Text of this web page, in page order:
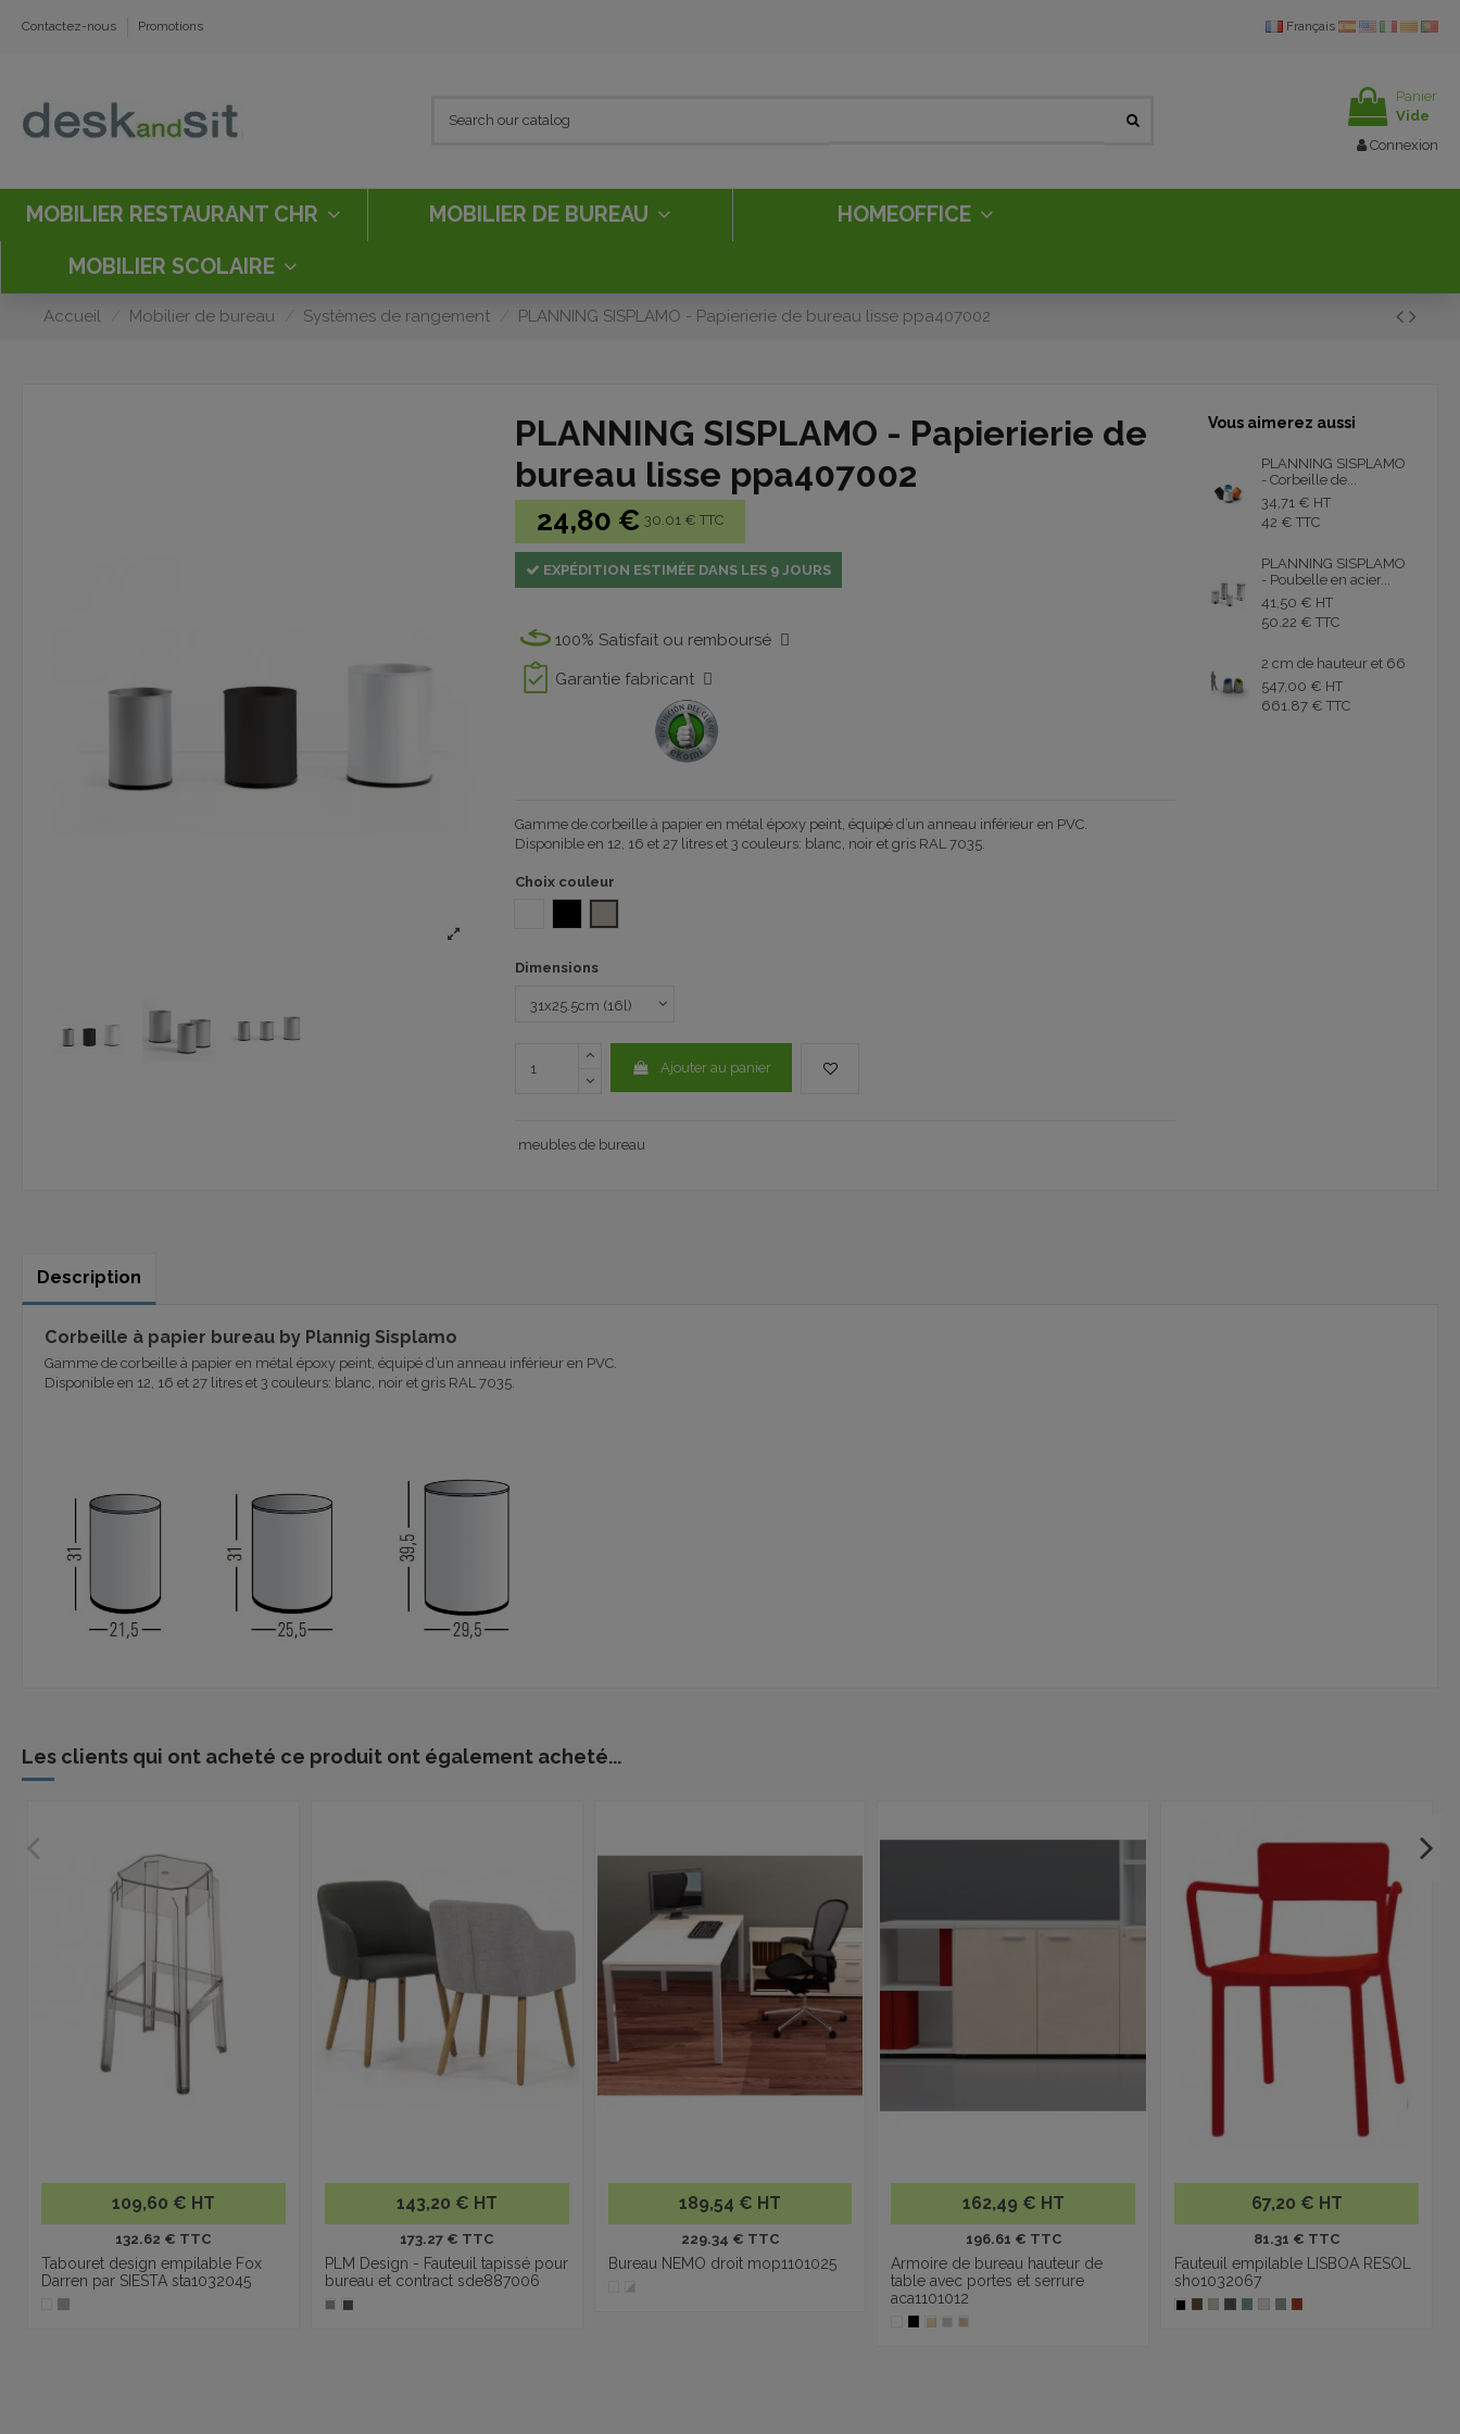
Contactez-nous Promotions Français
Panier
Vide
Connexion
MOBILIER RESTAURANT CHR MOBILIER DE BUREAU HOMEOFFICE
MOBILIER SCOLAIRE
Accueil Mobilier de bureau Systèmes de rangement PLANNING SISPLAMO - Papierierie de bureau lisse ppa407002
PLANNING SISPLAMO - Papierierie de
bureau lisse ppa407002
24,80 € 30.01 € TTC
EXPÉDITION ESTIMÉE DANS LES 9 JOURS
100% Satisfait ou remboursé
Garantie fabricant
Gamme de corbeille à papier en métal époxy peint, équipé d’un anneau inférieur en PVC.
Disponible en 12, 16 et 27 litres et 3 couleurs: blanc, noir et gris RAL 7035.
Choix couleur
Dimensions
Ajouter au panier
meubles de bureau
Vous aimerez aussi
PLANNING SISPLAMO
- Corbeille de...
34,71 € HT
42 € TTC
PLANNING SISPLAMO
- Poubelle en acier...
41,50 € HT
50.22 € TTC
2 cm de hauteur et 66
547,00 € HT
661.87 € TTC
Description
Corbeille à papier bureau by Plannig Sisplamo
Gamme de corbeille à papier en métal époxy peint, équipé d’un anneau inférieur en PVC.
Disponible en 12, 16 et 27 litres et 3 couleurs: blanc, noir et gris RAL 7035.
Les clients qui ont acheté ce produit ont également acheté...
109,60 € HT
132.62 € TTC
Tabouret design empilable Fox
Darren par SIESTA sta1032045
143,20 € HT
173.27 € TTC
PLM Design - Fauteuil tapissé pour
bureau et contract sde887006
189,54 € HT
229.34 € TTC
Bureau NEMO droit mop1101025
162,49 € HT
196.61 € TTC
Armoire de bureau hauteur de
table avec portes et serrure
aca1101012
67,20 € HT
81.31 € TTC
Fauteuil empilable LISBOA RESOL
sho1032067